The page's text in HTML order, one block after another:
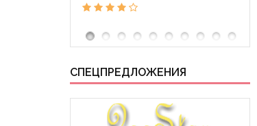
СПЕЦПРЕДЛОЖЕНИЯ